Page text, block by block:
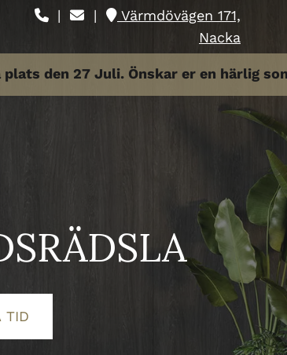
 |  |  Värmdövägen 171,
Nacka
den 27 Juli. Önskar er en härlig
TID